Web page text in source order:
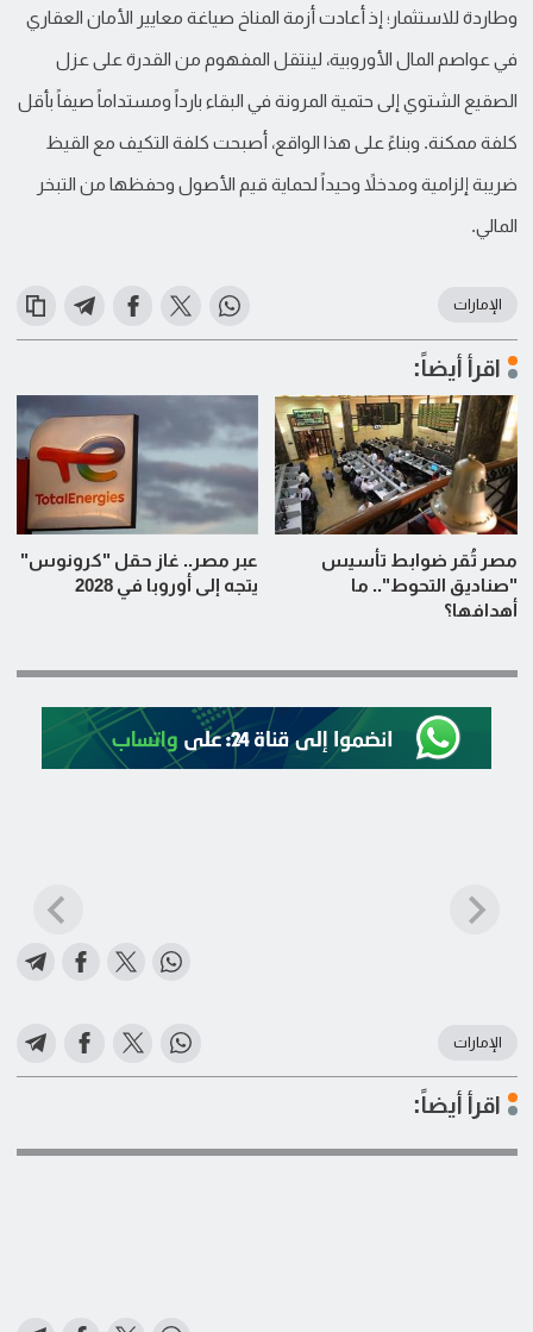
وطاردة للاستثمار؛ إذ أعادت أزمة المناخ صياغة معايير الأمان العقاري
في عواصم المال الأوروبية، لينتقل المفهوم من القدرة على عزل
الصقيع الشتوي إلى حتمية المرونة في البقاء بارداً ومستداماً صيفاً بأقل
كلفة ممكنة. وبناءً على هذا الواقع، أصبحت كلفة التكيف مع القيظ
ضريبة إلزامية ومدخلاً وحيداً لحماية قيم الأصول وحفظها من التبخر
المالي.
الإمارات
اقرأ أيضاً:
مصر تُقر ضوابط تأسيس
"صناديق التحوط".. ما
أهدافها؟
عبر مصر.. غاز حقل "كرونوس"
يتجه إلى أوروبا في 2028
الإمارات
اقرأ أيضاً: